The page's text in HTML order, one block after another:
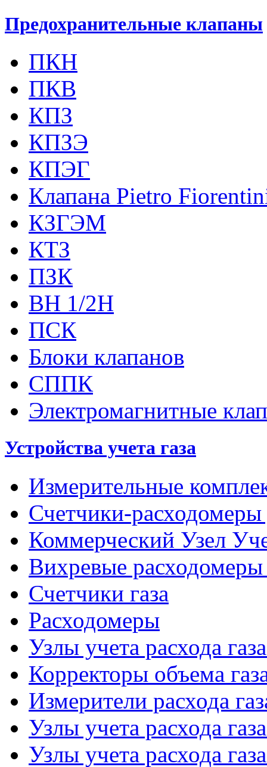
Предохранительные клапаны
ПКН
ПКВ
КПЗ
КПЗЭ
КПЭГ
Клапана Pietro
КЗГЭМ
КТЗ
ПЗК
ВН 1/2Н
ПСК
Блоки клапанов
СППК
Электромагнитные
Устройства учета газа
Измерительные
Счетчики-расходомеры
Коммерческий Узел
Вихревые расходомеры
Счетчики газа
Расходомеры
Узлы учета расхода
Корректоры объема
Измерители расхода
Узлы учета расхода
Узлы учета расхода